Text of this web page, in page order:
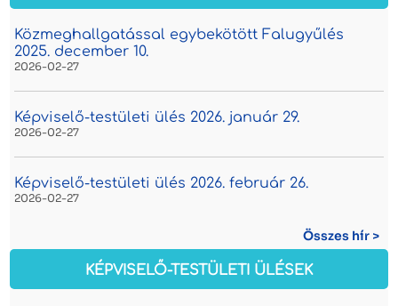
Közmeghallgatással egybekötött Falugyűlés
2025. december 10.
2026-02-27
Képviselő-testületi ülés 2026. január 29.
2026-02-27
Képviselő-testületi ülés 2026. február 26.
2026-02-27
Összes hír >
KÉPVISELŐ-TESTÜLETI ÜLÉSEK